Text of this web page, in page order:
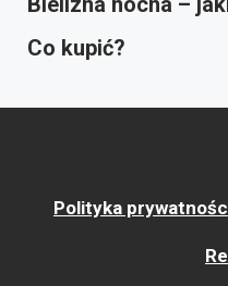
Co kupić?
Polityka